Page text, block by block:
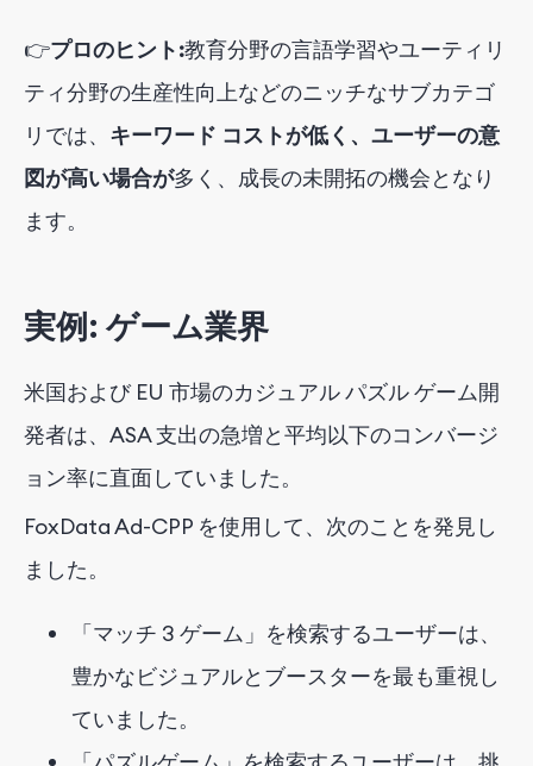
👉プロのヒント:教育分野の言語学習やユーティリ
ティ分野の生産性向上などのニッチなサブカテゴ
リでは、 キーワード コストが低く、ユーザーの意
図が高い場合が多く 、成長の未開拓の機会となり
ます。
実例: ゲーム業界
米国および EU 市場のカジュアル パズル ゲーム開
発者は、ASA 支出の急増と平均以下のコンバージ
ョン率に直面していました。
FoxData Ad-CPP を使用して、次のことを発見し
ました。
「マッチ 3 ゲーム」を検索するユーザーは、
豊かなビジュアルとブースターを最も重視し
ていました。